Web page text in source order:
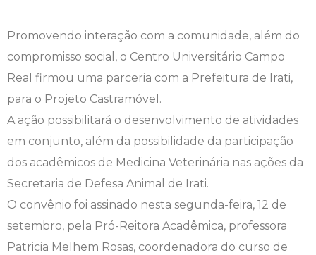
Promovendo interação com a comunidade, além do
compromisso social, o Centro Universitário Campo
Real firmou uma parceria com a Prefeitura de Irati,
para o Projeto Castramóvel.
A ação possibilitará o desenvolvimento de atividades
em conjunto, além da possibilidade da participação
dos acadêmicos de Medicina Veterinária nas ações da
Secretaria de Defesa Animal de Irati.
O convênio foi assinado nesta segunda-feira, 12 de
setembro, pela Pró-Reitora Acadêmica, professora
Patricia Melhem Rosas, coordenadora do curso de
Enfermagem
Engenharia Agronômica
Engenharia de Software
Engenharia Elétrica
Engenharia Mecânica
Calendário de Provas
Carteirinha de Estudante
Ensalamento
Horário de Aulas
Manual do Acadêmico
Comitê de Ética em Pesquisa
Diploma Digital
Editais
Extensão
Infocampo